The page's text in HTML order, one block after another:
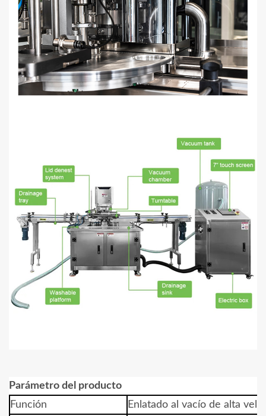
Parámetro del producto
Función
Enlatado al vacío de alta